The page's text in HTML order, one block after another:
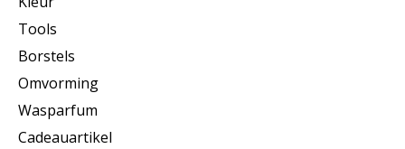
Tools
Borstels
Omvorming
Wasparfum
Cadeauartikel